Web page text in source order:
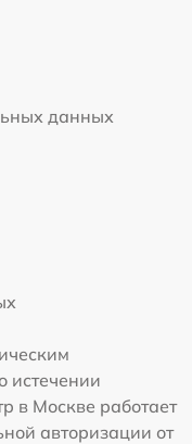
данных
истечении
в Москве работает
авторизации от